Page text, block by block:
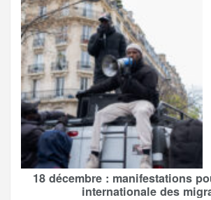
18 décembre : manifestations
internationale des